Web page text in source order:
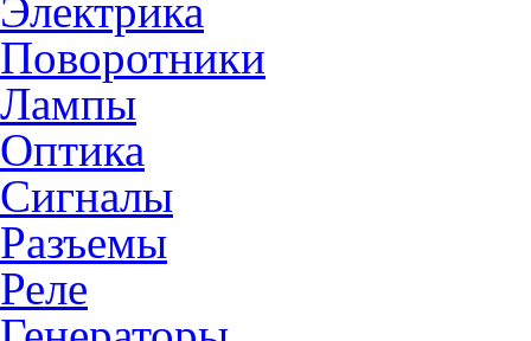
Электрика
Поворотники
Лампы
Оптика
Сигналы
Разъемы
Реле